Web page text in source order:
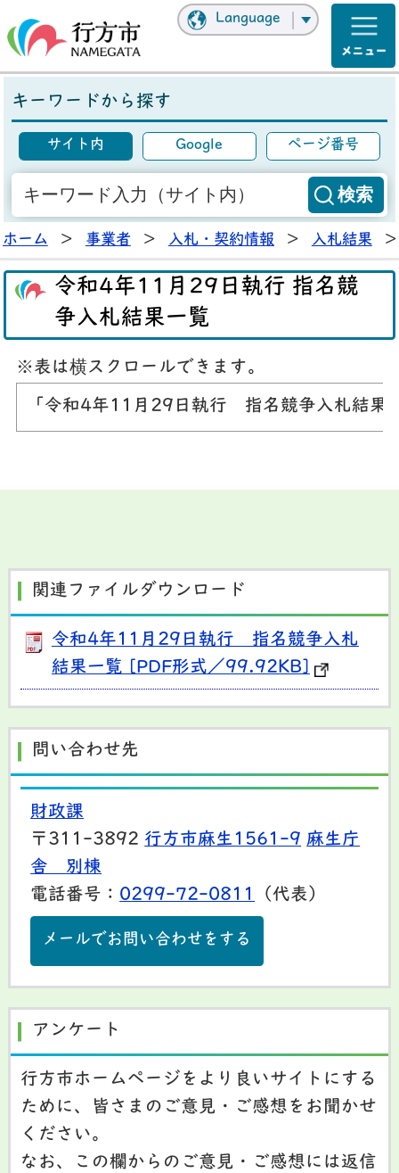
Language
キーワードから探す
サイト内 Google ページ番号
ホーム > 事業者 > 入札・契約情報 > 入札結果 >
令和4年11月29日執行 指名競
争入札結果一覧
※表は横スクロールできます。
「令和4年11月29日執行 指名競争入札結果
関連ファイルダウンロード
令和4年11月29日執行 指名競争入札
結果一覧 [PDF形式／99.92KB]
問い合わせ先
財政課
〒311-3892 行方市麻生1561-9 麻生庁
舎 別棟
電話番号： 0299-72-0811 （代表）
メールでお問い合わせをする
アンケート
行方市ホームページをより良いサイトにする
ために、皆さまのご意見・ご感想をお聞かせ
ください。
なお、この欄からのご意見・ご感想には返信